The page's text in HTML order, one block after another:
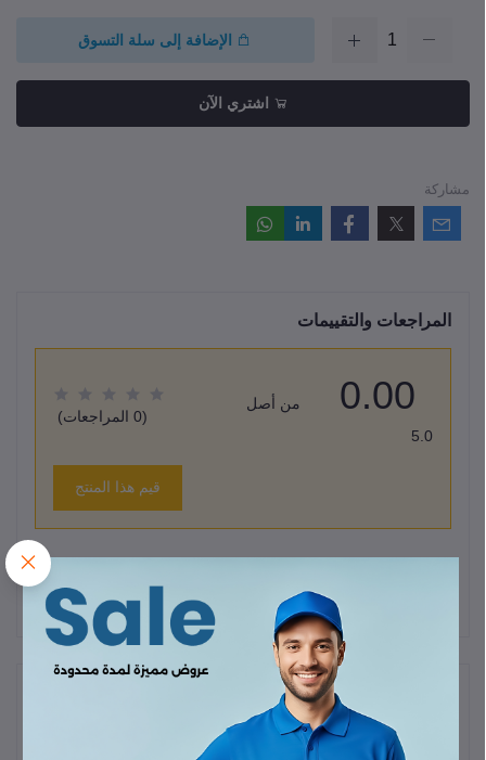
الإضافة إلى سلة التسوق
اشتري الآن
مشاركة
المراجعات والتقييمات
0.00
من أصل
5.0
(0 المراجعات)
قيم هذا المنتج
لا يوجد هناك مراجعات لهذا المنتج حتى الآن.